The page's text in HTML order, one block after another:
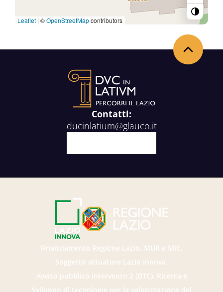
Leaflet | ©OpenStreetMapcontributors
Contatti:
ducinlatium@glauco.it
Finanziamento Regione Lazio, MUR e MiC.
Soggetto attuatore Lazio Innova.
Avviso pubblico intervento 2 (DTC). Ricerca e
Sviluppo di tecnologie per la valorizzazione del
Back to the top